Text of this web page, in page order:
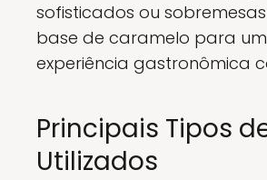
sofisticados ou
base de caramelo para
experiência gastronômica
Principais Tipos
Utilizados